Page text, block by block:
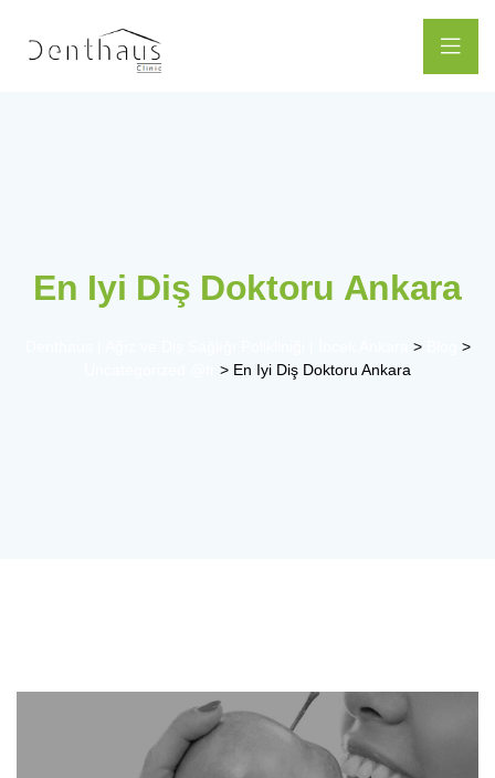
En Iyi Diş Doktoru Ankara
>
>
> En Iyi Diş Doktoru Ankara